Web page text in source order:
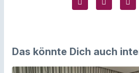
Das könnte Dich auch